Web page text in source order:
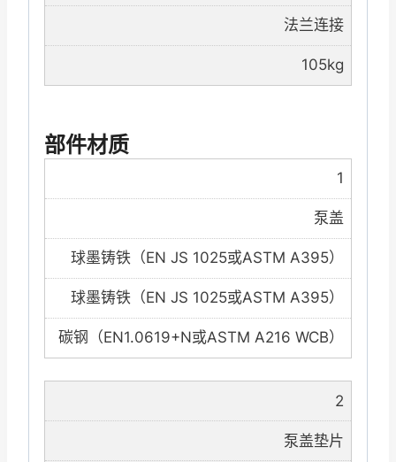
法兰连接
105kg
部件材质
1
泵盖
球墨铸铁（EN JS 1025或ASTM A395）
球墨铸铁（EN JS 1025或ASTM A395）
碳钢（EN1.0619+N或ASTM A216 WCB）
2
泵盖垫片